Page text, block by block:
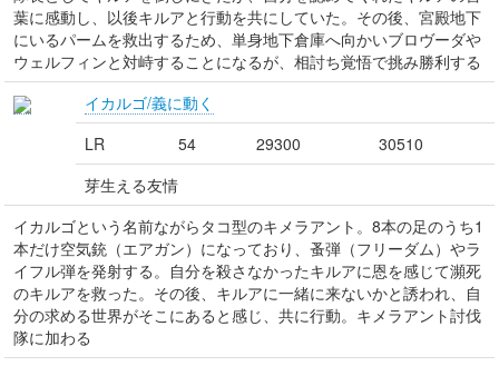
葉に感動し、以後キルアと行動を共にしていた。その後、宮殿地下
にいるパームを救出するため、単身地下倉庫へ向かいブロヴーダや
ウェルフィンと対峙することになるが、相討ち覚悟で挑み勝利する
イカルゴ/義に動く
LR
54 29300
30510
芽生える友情
イカルゴという名前ながらタコ型のキメラアント。8本の足のうち1
本だけ空気銃（エアガン）になっており、蚤弾（フリーダム）やラ
イフル弾を発射する。自分を殺さなかったキルアに恩を感じて瀕死
のキルアを救った。その後、キルアに一緒に来ないかと誘われ、自
分の求める世界がそこにあると感じ、共に行動。キメラアント討伐
隊に加わる